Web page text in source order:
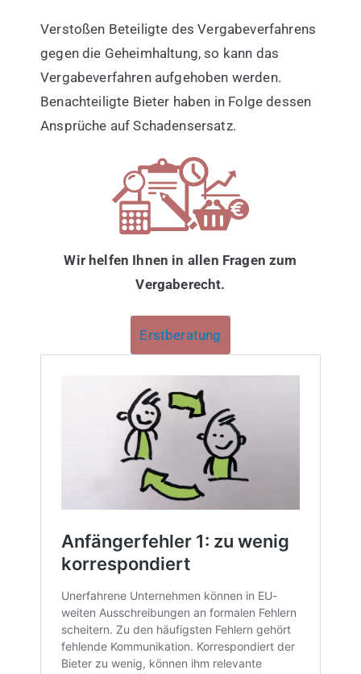
Verstoßen Beteiligte des Vergabeverfahrens
gegen die Geheimhaltung, so kann das
Vergabeverfahren aufgehoben werden.
Benachteiligte Bieter haben in Folge dessen
Ansprüche auf Schadensersatz.
Wir helfen Ihnen in allen Fragen zum
Vergaberecht.
Erstberatung